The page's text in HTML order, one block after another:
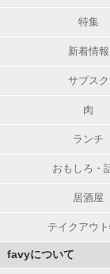
特集
新着情報
サブスク
肉
ランチ
おもしろ・
居酒屋
テイクアウ
favyについて